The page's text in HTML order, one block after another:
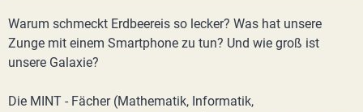
Warum schmeckt Erdbeereis so lecker? Was hat unsere
Zunge mit einem Smartphone zu tun? Und wie groß ist
unsere Galaxie?
Die MINT - Fächer (Mathematik, Informatik,